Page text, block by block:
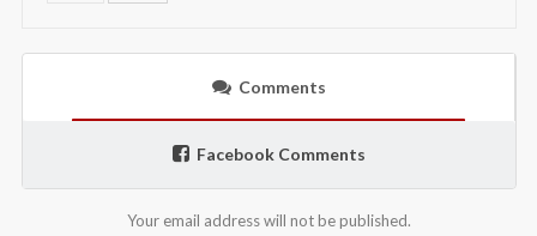
Comments
Facebook Comments
Your email address will not be published.